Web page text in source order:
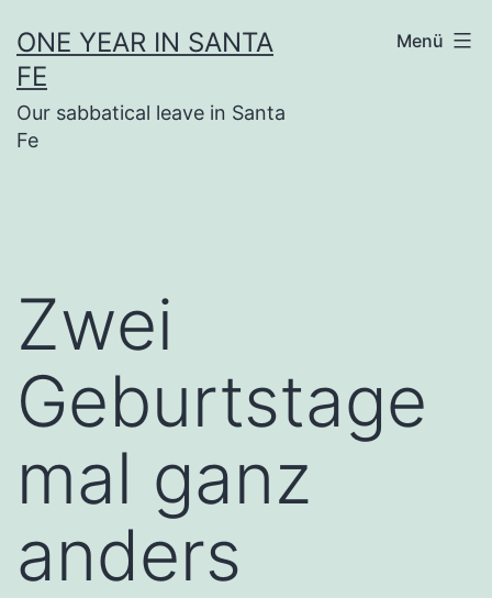
Inhalt
springen
ONE YEAR IN SANTA
FE
Our sabbatical leave in Santa
Fe
Menü
Zwei
Geburtstage
mal ganz
anders